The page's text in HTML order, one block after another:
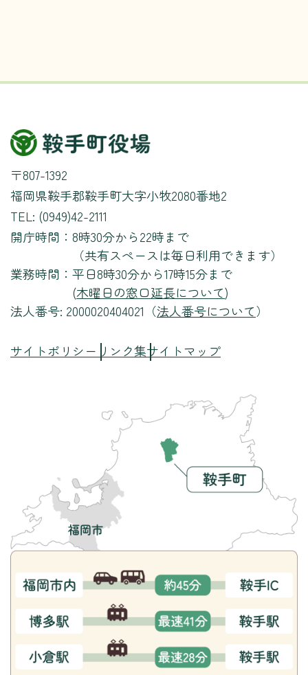
〒807-1392
福岡県鞍手郡鞍手町大字小牧2080番地2
TEL: (0949)42-2111
開庁時間： 8時30分から22時まで
（共有スペースは毎日利用できます）
業務時間： 平日8時30分から17時15分まで
(木曜日の窓口延長について)
法人番号: 2000020404021（法人番号について）
サイトポリシー リンク集サイトマップ